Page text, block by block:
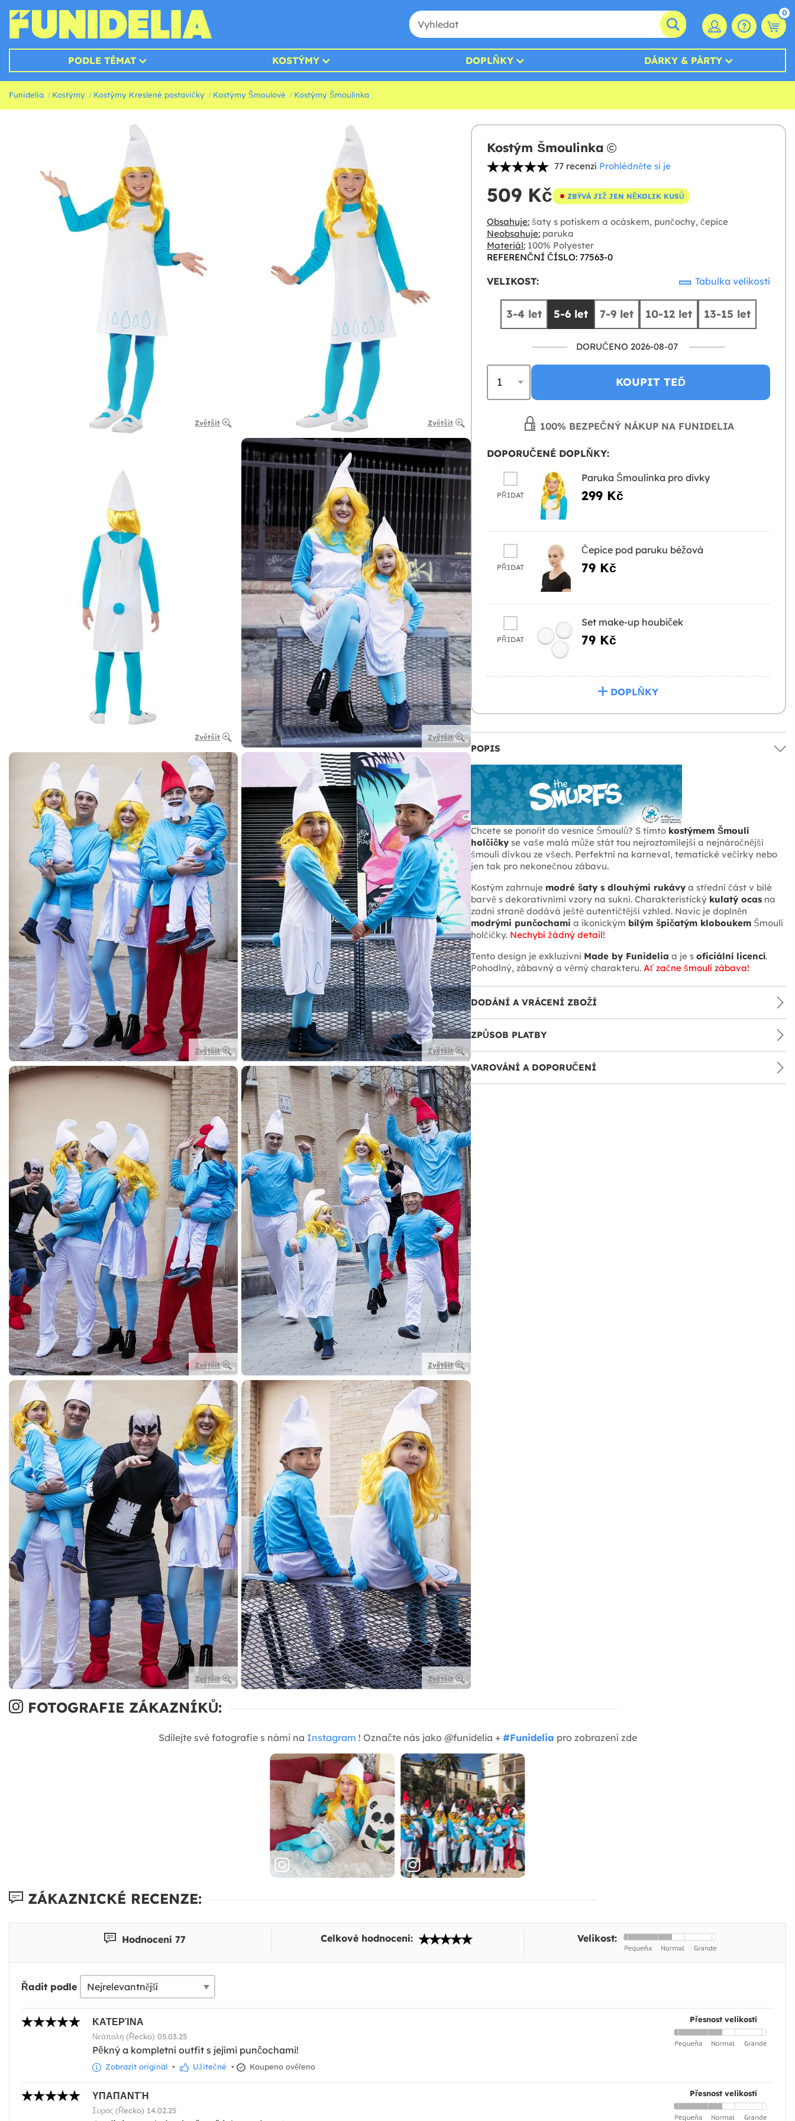
0
PODLE TÉMAT KOSTÝMY DOPLŇKY DÁRKY & PÁRTY
Funidelia Kostýmy Kostýmy Kreslené postavičky Kostýmy Šmoulové Kostýmy Šmoulinka
Zvětšit Zvětšit
Zvětšit Zvětšit
Zvětšit Zvětšit
Zvětšit Zvětšit
Zvětšit Zvětšit
Kostým Šmoulinka
77 recenzí Prohlédněte si je
509 Kč ZBÝVÁ JIŽ JEN NĚKOLIK KUSŮ
Obsahuje:šaty s potiskem a ocáskem, punčochy, čepice
Neobsahuje:paruka
Materiál:100% Polyester
REFERENČNÍ ČÍSLO: 77563-0
VELIKOST: Tabulka velikostí
3-4 let 5-6 let 7-9 let 10-12 let 13-15 let
DORUČENO 2026-08-07
KOUPIT TEĎ
100% BEZPEČNÝ NÁKUP NA FUNIDELIA
DOPORUČENÉ DOPLŇKY:
PŘIDAT
Paruka Šmoulinka pro dívky
299 Kč
PŘIDAT
Čepice pod paruku béžová
79 Kč
PŘIDAT
Set make-up houbiček
79 Kč
DOPLŇKY
POPIS
Chcete se ponořit do vesnice Šmoulů? S tímto kostýmem Šmoulí
holčičkyse vaše malá může stát tou nejroztomilejší a nejnáročnější
šmoulí dívkou ze všech. Perfektní na karneval, tematické večírky nebo
jen tak pro nekonečnou zábavu.
Kostým zahrnuje modré šaty s dlouhými rukávya střední část v bílé
barvě s dekorativními vzory na sukni. Charakteristický kulatý ocasna
zadní straně dodává ještě autentičtější vzhled. Navíc je doplněn
modrými punčochami a ikonickým bílým špičatým kloboukemŠmoulí
holčičky. Nechybí žádný detail!
Tento design je exkluzivní Made by Funidelia a je s oficiální licencí.
Pohodlný, zábavný a věrný charakteru. Ať začne šmoulí zábava!
DODÁNÍ A VRÁCENÍ ZBOŽÍ
ZPŮSOB PLATBY
VAROVÁNÍ A DOPORUČENÍ
FOTOGRAFIE ZÁKAZNÍKŮ:
Sdílejte své fotografie s námi na Instagram ! Označte nás jako @funidelia + #Funidelia pro zobrazení zde
ZÁKAZNICKÉ RECENZE:
Hodnocení 77 Celkové hodnocení: Velikost:
Řadit podle
Přesnost velikostí
ΚΑΤΕΡΊΝΑ
Νεάπολη (Řecko) 05.03.25
Pěkný a kompletní outfit s jejími punčochami!
Zobrazit originál • Užitečné • Koupeno ověřeno
Přesnost velikostí
ΥΠΑΠΑΝΤΉ
Συρος (Řecko) 14.02.25